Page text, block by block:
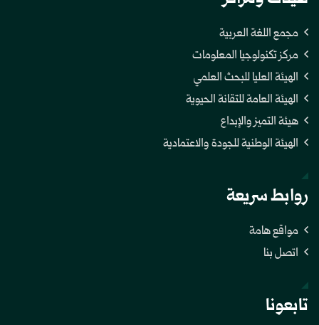
مجمع اللغة العربية
مركز تكنولوجيا المعلومات
الهيئة العليا للبحث العلمي
الهيئة العامة للتقانة الحيوية
هيئة التميز والإبداع
الهيئة الوطنية للجودة والاعتمادية
روابط سريعة
مواقع هامة
اتصل بنا
تابعونا